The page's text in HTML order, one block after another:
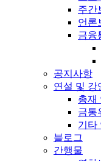
주간
언론
금융
공지사항
연설 및 강
총재
금통
기타
블로그
간행물